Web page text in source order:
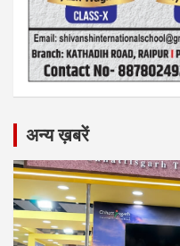
अन्य ख़बरें